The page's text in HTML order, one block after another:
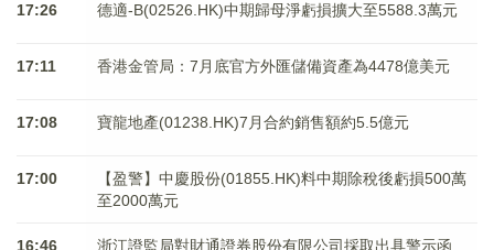
17:26 德適-B(02526.HK)中期歸母淨虧損擴大至5588.3萬元
17:11 香港金管局：7月底官方外匯儲備資產為4478億美元
17:08 寶龍地產(01238.HK)7月合約銷售額約5.5億元
17:00
【盈警】中慶股份(01855.HK)料中期除稅後虧損500萬
至2000萬元
16:46
浙江證監局對財通證券股份有限公司採取出具警示函